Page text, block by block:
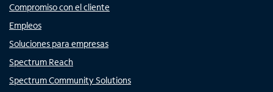
Compromiso con el cliente
Empleos
Soluciones para empresas
Spectrum Reach
Spectrum Community Solutions